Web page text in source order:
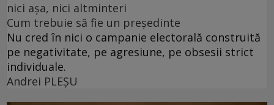
nici așa, nici altminteri
Cum trebuie să fie un președinte
Nu cred în nici o campanie electorală construită
pe negativitate, pe agresiune, pe obsesii strict
individuale.
Andrei PLEŞU